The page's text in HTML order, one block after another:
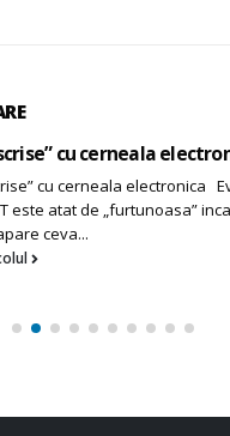
bateriei
bateriei Daca achizitionarea
care ne da mult de
un...